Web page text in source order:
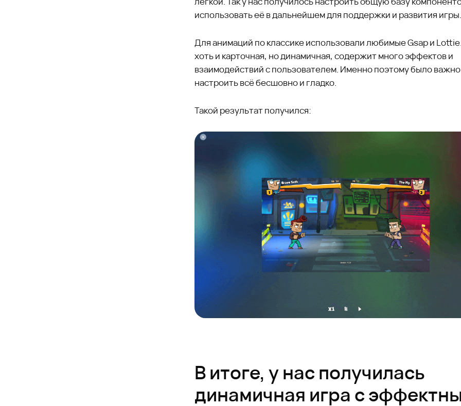
использовать её в дальнейшем для поддержки и развития игры.
Для анимаций по классике использовали любимые Gsap и
хоть и карточная, но динамичная, содержит много эффектов и
взаимодействий с пользователем. Именно поэтому было важно
настроить всё бесшовно и гладко.
Такой результат получился:
В итоге, у нас получилась
динамичная игра с